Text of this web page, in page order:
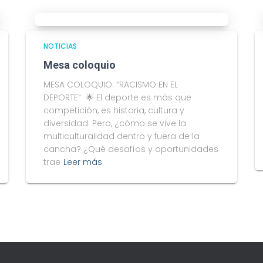
NOTICIAS
Mesa coloquio
MESA COLOQUIO: “RACISMO EN EL
DEPORTE“ 🌟 El deporte es más que
competición, es historia, cultura y
diversidad. Pero, ¿cómo se vive la
multiculturalidad dentro y fuera de la
cancha? ¿Qué desafíos y oportunidades
trae Leer más